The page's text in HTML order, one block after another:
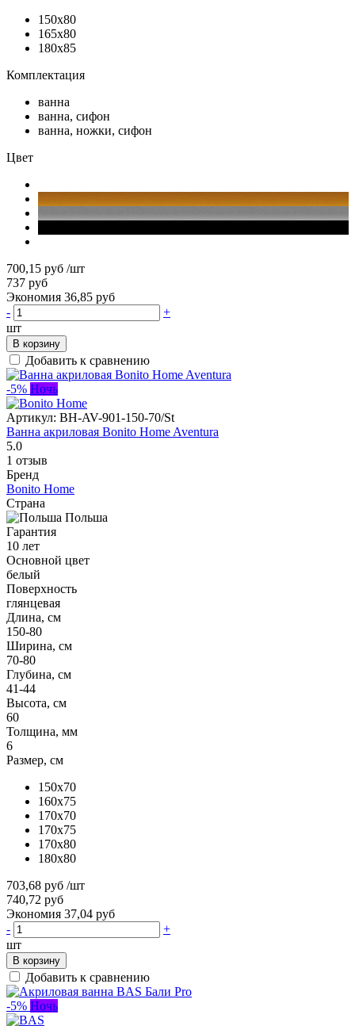
150x80
165x80
180x85
Комплектация
ванна
ванна, сифон
ванна, ножки, сифон
Цвет
700,15 руб /шт
737 руб
Экономия 36,85 руб
-
+
шт
В корзину
Добавить к сравнению
-5% Ночь
Артикул: BH-AV-901-150-70/St
Ванна акриловая Bonito Home Aventura
5.0
1 отзыв
Бренд
Bonito Home
Страна
Польша
Гарантия
10 лет
Основной цвет
белый
Поверхность
глянцевая
Длина, см
150-80
Ширина, см
70-80
Глубина, см
41-44
Высота, см
60
Толщина, мм
6
Размер, см
150x70
160x75
170x70
170x75
170x80
180x80
703,68 руб /шт
740,72 руб
Экономия 37,04 руб
-
+
шт
В корзину
Добавить к сравнению
-5% Ночь